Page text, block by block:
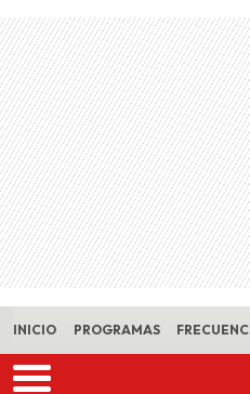
Skip to main content
INICIO PROGRAMAS